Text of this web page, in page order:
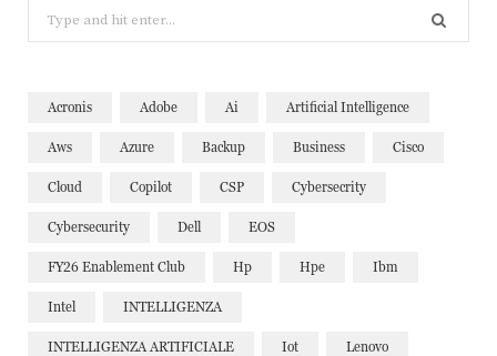
for:
Acronis Adobe Ai Artificial Intelligence
Aws Azure Backup Business Cisco
Cloud Copilot CSP Cybersecrity
Cybersecurity Dell EOS
FY26 Enablement Club Hp Hpe Ibm
Intel INTELLIGENZA
INTELLIGENZA ARTIFICIALE Iot Lenovo